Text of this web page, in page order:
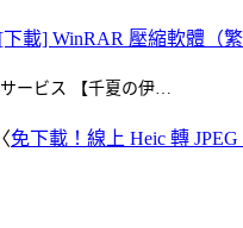
[下載] WinRAR 壓縮軟體（
ービス 【千夏の伊…
免下載！線上 Heic 轉